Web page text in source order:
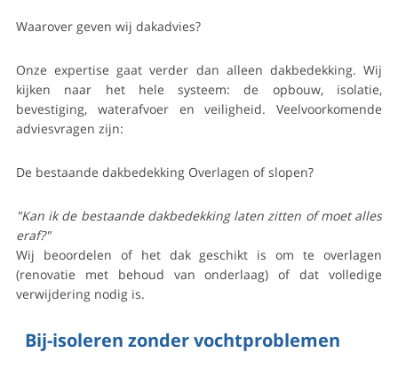
Waarover geven wij dakadvies?
Onze expertise gaat verder dan alleen dakbedekking. Wij
kijken naar het hele systeem: de opbouw, isolatie,
bevestiging, waterafvoer en veiligheid. Veelvoorkomende
adviesvragen zijn:
De bestaande dakbedekking Overlagen of slopen?
"Kan ik de bestaande dakbedekking laten zitten of moet alles
eraf?"
Wij beoordelen of het dak geschikt is om te overlagen
(renovatie met behoud van onderlaag) of dat volledige
verwijdering nodig is.
Bij-isoleren zonder vochtproblemen